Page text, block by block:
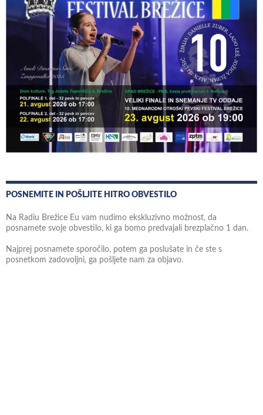
POSNEMITE IN POŠLJITE HITRO OBVESTILO
Na Radiu Brežice Eu vam nudimo ekskluzivno možnost, da
posnamete svoje obvestilo, ki ga bomo predvajali brezplačno 1 dan.
Najprej posnamete sporočilo, potem ga poslušate in če ste s
posnetkom zadovoljni, ga pošljete nam za objavo.